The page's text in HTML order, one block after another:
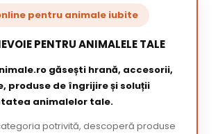
pentru animale iubite
PENTRU ANIMALELE TALE
găsești hrană, accesorii,
produse de îngrijire și soluții
animalelor tale.
potrivită, descoperă produse